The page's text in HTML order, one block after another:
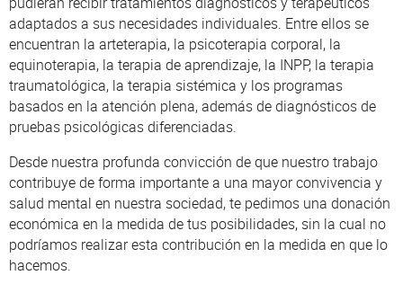
adaptados a sus necesidades individuales. Entre ellos se
encuentran la arteterapia, la psicoterapia corporal, la
equinoterapia, la terapia de aprendizaje, la INPP, la terapia
traumatológica, la terapia sistémica y los programas
basados en la atención plena, además de diagnósticos de
pruebas psicológicas diferenciadas.
Desde nuestra profunda convicción de que nuestro trabajo
contribuye de forma importante a una mayor convivencia y
salud mental en nuestra sociedad, te pedimos una donación
económica en la medida de tus posibilidades, sin la cual no
podríamos realizar esta contribución en la medida en que lo
hacemos.